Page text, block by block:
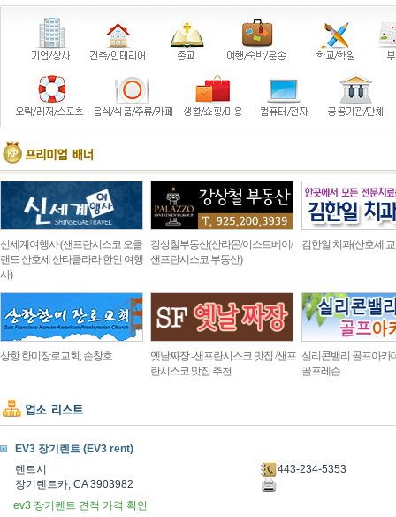
신세계여행사 (샌프란시스코 오클
랜드 산호세 산타클라라 한인 여행
사)
강상철부동산(산라몬/이스트베이/
샌프란시스코 부동산)
김한일 치과(산호세
상항 한미장로교회, 손창호
옛날짜장 -샌프란시스코 맛집 /샌프
란시스코 맛집 추천
실리콘밸리 골프아카
골프레슨
EV3 장기렌트 (EV3 rent)
렌트시
장기렌트카, CA 3903982
443-234-5353
ev3 장기렌트 견적 가격 확인